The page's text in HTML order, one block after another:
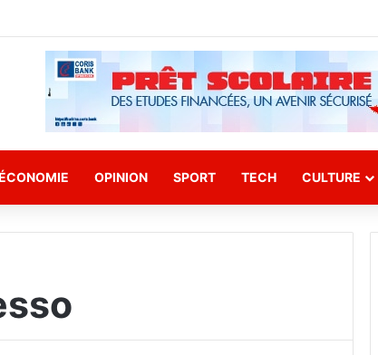
OPINION SPORT TECH CULTURE